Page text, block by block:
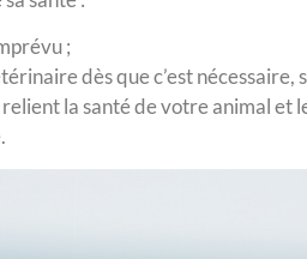
;
dès que c’est nécessaire,
la santé de votre animal et